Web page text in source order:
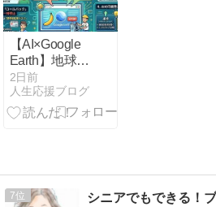
【AI×Google
Earth】地球を
キャンバス
に！？新機能
「Nano
ル」
2日前
人生応援ブログ
7 シニアでもできる！